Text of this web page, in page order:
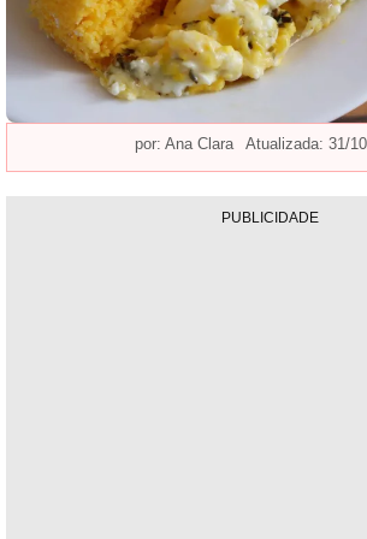
por: Ana Clara Atualizada: 31/
PUBLICIDADE